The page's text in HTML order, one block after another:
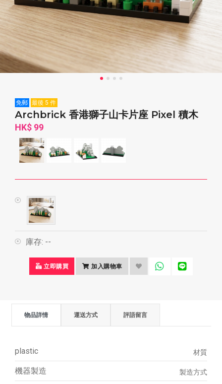
免郵 最後 5 件
Archbrick 香港獅子山卡片座 Pixel 積木
HK$ 99
庫存: --
立即購買 加入購物車
物品詳情 運送方式 評語留言
材質
plastic
製造方式
機器製造